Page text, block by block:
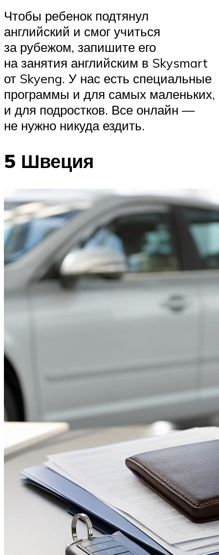
Чтобы ребенок подтянул
английский и смог учиться
за рубежом, запишите его
на занятия английским в Skysmart
от Skyeng. У нас есть специальные
программы и для самых маленьких,
и для подростков. Все онлайн —
не нужно никуда ездить.
5 Швеция